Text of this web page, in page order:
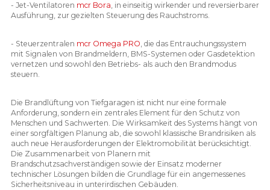
- Jet-Ventilatoren mcr Bora, in einseitig wirkender und reversierbarer
Ausführung, zur gezielten Steuerung des Rauchstroms.
- Steuerzentralen mcr Omega PRO, die das Entrauchungssystem
mit Signalen von Brandmeldern, BMS-Systemen oder Gasdetektion
vernetzen und sowohl den Betriebs- als auch den Brandmodus
steuern.
Die Brandlüftung von Tiefgaragen ist nicht nur eine formale
Anforderung, sondern ein zentrales Element für den Schutz von
Menschen und Sachwerten. Die Wirksamkeit des Systems hängt von
einer sorgfältigen Planung ab, die sowohl klassische Brandrisiken als
auch neue Herausforderungen der Elektromobilität berücksichtigt.
Die Zusammenarbeit von Planern mit
Brandschutzsachverständigen sowie der Einsatz moderner
technischer Lösungen bilden die Grundlage für ein angemessenes
Sicherheitsniveau in unterirdischen Gebäuden.